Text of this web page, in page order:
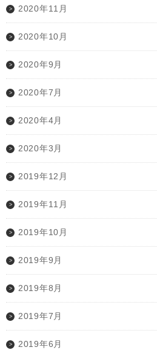
2020年11月
2020年10月
2020年9月
2020年7月
2020年4月
2020年3月
2019年12月
2019年11月
2019年10月
2019年9月
2019年8月
2019年7月
2019年6月